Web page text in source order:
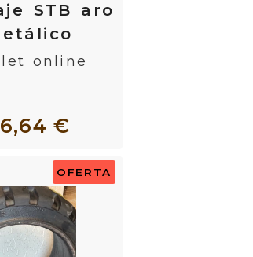
STB aro
online
€
OFERTA